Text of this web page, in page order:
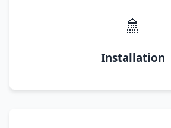
🚿
Installation